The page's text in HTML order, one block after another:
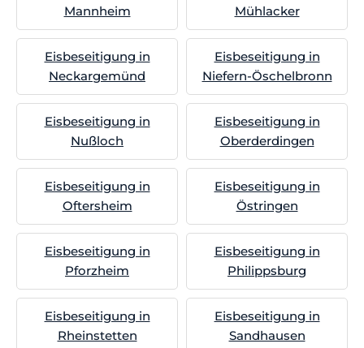
Mannheim
Mühlacker
Eisbeseitigung in
Neckargemünd
Eisbeseitigung in
Niefern-Öschelbronn
Eisbeseitigung in
Nußloch
Eisbeseitigung in
Oberderdingen
Eisbeseitigung in
Oftersheim
Eisbeseitigung in
Östringen
Eisbeseitigung in
Pforzheim
Eisbeseitigung in
Philippsburg
Eisbeseitigung in
Rheinstetten
Eisbeseitigung in
Sandhausen